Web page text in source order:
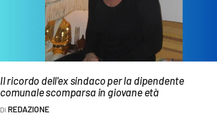
LAC NETWORK
LAC ONAIR
LaC
Network
LACPLAY.IT
Il ricordo dell'ex sindaco per la dipendente
comunale scomparsa in giovane età
REDAZIONE